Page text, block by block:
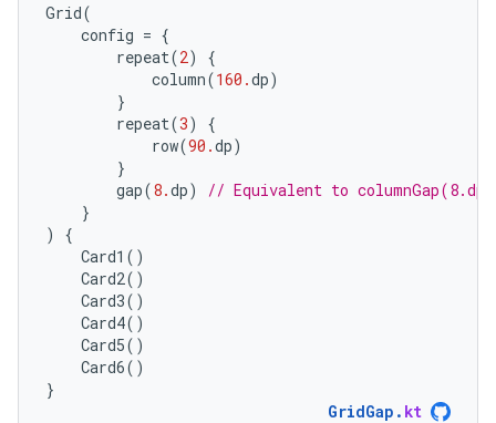
Grid(
config = {
repeat(2)
{
column(160.dp)
}
repeat(3)
{
row(90.dp)
}
gap(8.dp)
// Equivalent to
}
)
{
Card1 ()
Card2()
Card3()
Card4()
Card5()
Card6()
}
GridGap . kt